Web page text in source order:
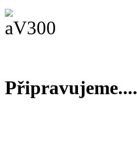
Připravujeme....